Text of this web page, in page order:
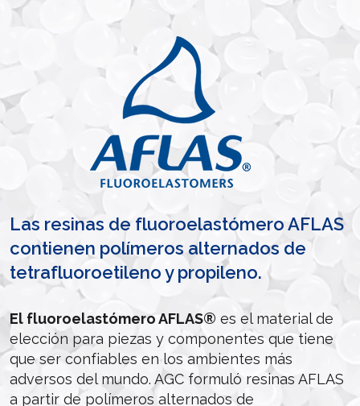
Las resinas de fluoroelastómero AFLAS
contienen polímeros alternados de
tetrafluoroetileno y propileno.
El fluoroelastómero AFLAS® es el material de
elección para piezas y componentes que tiene
que ser confiables en los ambientes más
adversos del mundo. AGC formuló resinas AFLAS
a partir de polímeros alternados de